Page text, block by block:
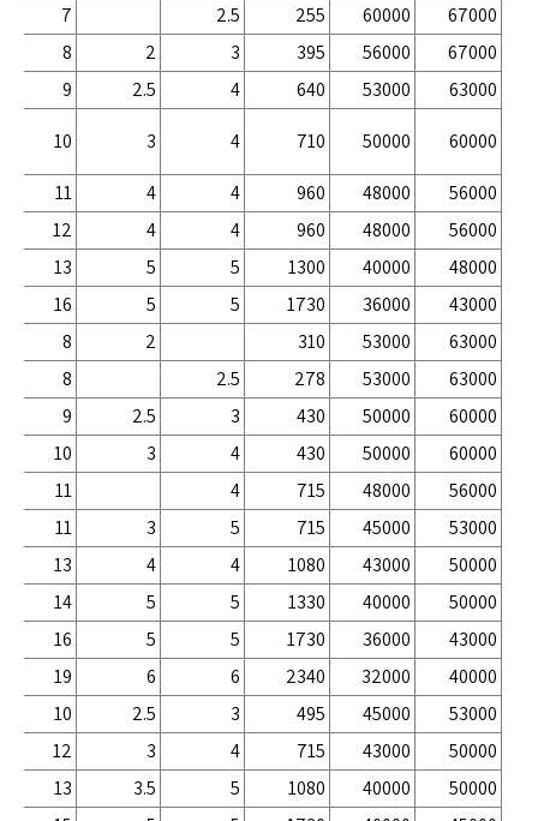
7
2.5 255 60000
67000
8
2 3 395 56000
67000
9
2.5 4 640 53000 63000
10 3 4 710 50000 60000
11 4 4 960 48000
56000
12
4 4 960 48000
56000
13
5 5 1300 40000
48000
16
5 5 1730 36000
43000
8
2 310 53000
63000
8
2.5 278 53000
63000
9
2.5 3 430 50000
60000
10
3 4 430 50000
60000
11
4 715 48000
56000
11
3 5 715 45000
53000
13
4 4 1080 43000
50000
14
5 5 1330 40000
50000
16
5 5 1730 36000
43000
19
6 6 2340 32000
40000
10
2.5 3 495 45000
53000
12
3 4 715 43000
50000
13
3.5 5 1080 40000
50000